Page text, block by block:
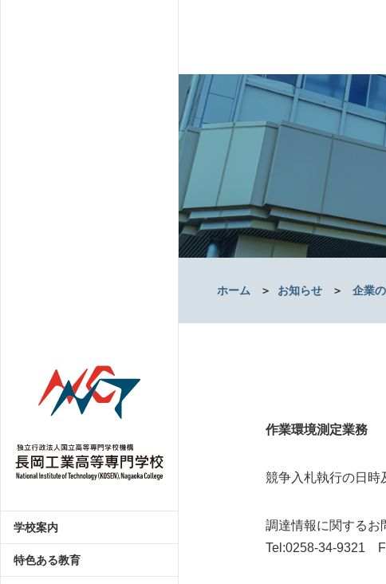
学校案内
特色ある教育
ホーム ＞ お知らせ ＞ 企業
作業環境測定業務
競争入札執行の日
調達情報に関するお
Tel:0258-34-9321